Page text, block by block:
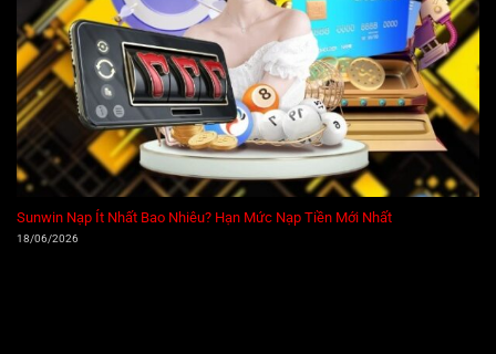
Sunwin Nạp Ít Nhất Bao Nhiêu? Hạn Mức Nạp Tiền Mới Nhất
18/06/2026